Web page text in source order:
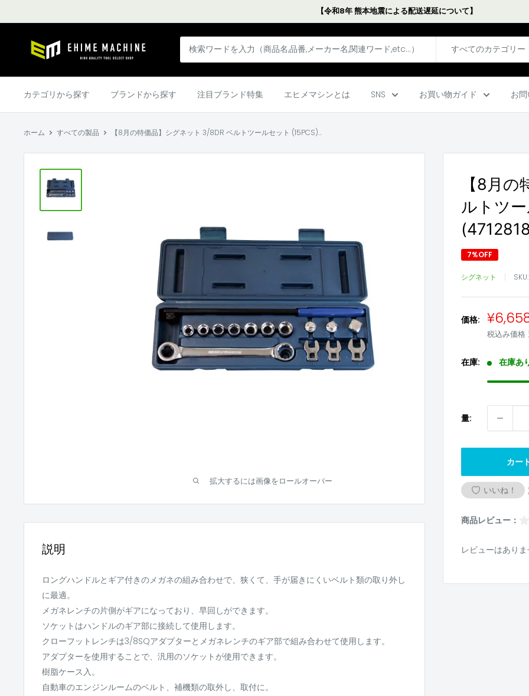
ン
キ
【令和8年 熊本地震による配送遅延について】
エ
ヒ
本
すべてのカテゴリー
カテゴリから探す ブランドから探す 注目ブランド特集 エヒメマシンとは SNS お買い物ガイド お
ホーム すべての製品 【8月の特価品】シグネット 3/8DR ベルトツールセット (15PCS)...
拡大するには画像をロールオーバー
【8月
ルトツ
7%OFF
シグネット
価格: 販
売
価
格
税込み価格
在庫: 在庫あ
量:
カー
いいね！
商品レビュー：
レビューはあり
説明
ロングハンドルとギア付きのメガネの組み合わせで、狭くて、手が届きにくいベルト類の取り外し
に最適。
メガネレンチの片側がギアになっており、早回しができます。
ソケットはハンドルのギア部に接続して使用します。
クローフットレンチは3/8SQアダプターとメガネレンチのギア部で組み合わせて使用します。
アダプターを使用することで、汎用のソケットが使用できます。
樹脂ケース入。
自動車のエンジンルームのベルト、補機類の取外し、取付に。